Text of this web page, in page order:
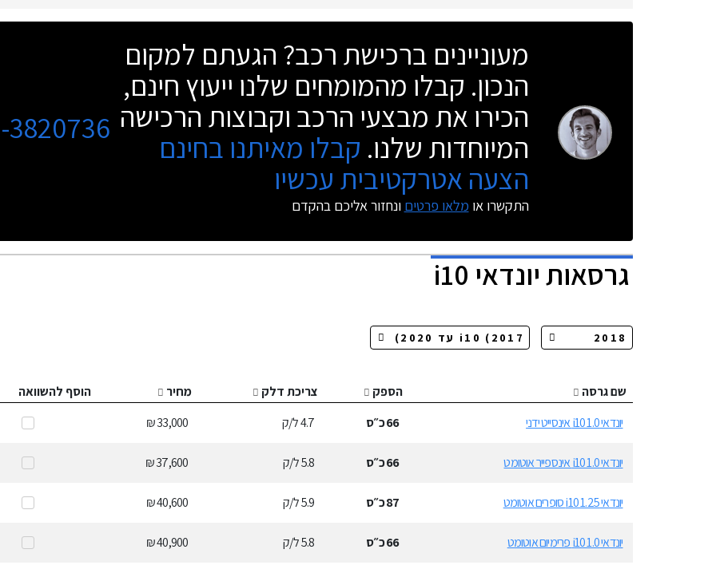
מעוניינים ברכישת רכב? הגעתם למקום
הנכון. קבלו מהמומחים שלנו ייעוץ חינם,
הכירו את מבצעי הרכב וקבוצות הרכישה
המיוחדות שלנו. קבלו מאיתנו בחינם
הצעה אטרקטיבית עכשיו
התקשרו או מלאו פרטים ונחזור אליכם בהקדם
3820736
גרסאותיונדאי i10
שם גרסה הספק צריכת דלק מחיר
הוסף להשוואה
יונדאי i10 1.0 אינסייט ידני
66כ״ס 4.7ל/ק 33,000 ₪
יונדאי i10 1.0 אינספייר אוטומט 66כ״ס 5.8ל/ק 37,600 ₪
יונדאי i10 1.25 סופרים אוטומט 87כ״ס 5.9ל/ק 40,600 ₪
יונדאי i10 1.0 פרימיום אוטומט 66כ״ס 5.8ל/ק 40,900 ₪